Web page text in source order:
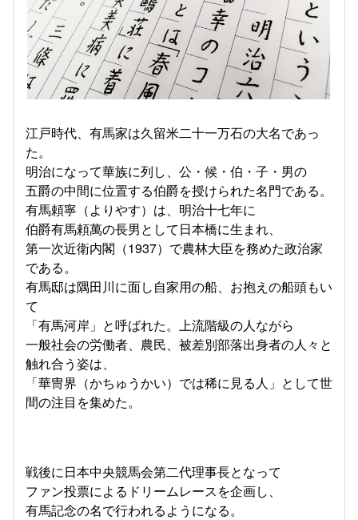
江戸時代、有馬家は久留米二十一万石の大名であっ
た。
明治になって華族に列し、公・候・伯・子・男の
五爵の中間に位置する伯爵を授けられた名門である。
有馬頼寧（よりやす）は、明治十七年に
伯爵有馬頼萬の長男として日本橋に生まれ、
第一次近衛内閣（1937）で農林大臣を務めた政治家
である。
有馬邸は隅田川に面し自家用の船、お抱えの船頭もい
て
「有馬河岸」と呼ばれた。上流階級の人ながら
一般社会の労働者、農民、被差別部落出身者の人々と
触れ合う姿は、
「華冑界（かちゅうかい）では稀に見る人」として世
間の注目を集めた。
戦後に日本中央競馬会第二代理事長となって
ファン投票によるドリームレースを企画し、
有馬記念の名で行われるようになる。